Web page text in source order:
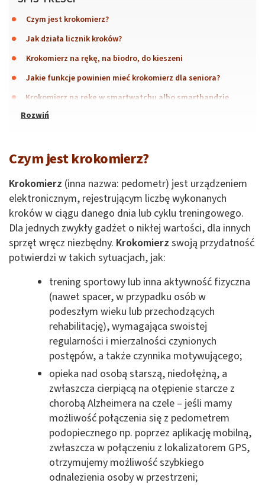
Czym jest krokomierz?
Jak działa licznik kroków?
Krokomierz na rękę, na biodro, do kieszeni
Jakie funkcje powinien mieć krokomierz dla seniora?
Krokomierz na rękę w smartwatchu albo smartbandzie
Czym jest krokomierz?
Krokomierz (inna nazwa: pedometr) jest urządzeniem
elektronicznym, rejestrującym liczbę wykonanych
kroków w ciągu danego dnia lub cyklu treningowego.
Dla jednych zwykły gadżet o nikłej wartości, dla innych
sprzęt wręcz niezbędny. Krokomierz swoją przydatność
potwierdzi w takich sytuacjach, jak:
trening sportowy lub inna aktywność fizyczna
(nawet spacer, w przypadku osób w
podeszłym wieku lub przechodzących
rehabilitację), wymagająca swoistej
regularności i mierzalności czynionych
postępów, a także czynnika motywującego;
opieka nad osobą starszą, niedołężną, a
zwłaszcza cierpiącą na otępienie starcze z
chorobą Alzheimera na czele – jeśli mamy
możliwość połączenia się z pedometrem
podopiecznego np. poprzez aplikację mobilną,
zwłaszcza w połączeniu z lokalizatorem GPS,
otrzymujemy możliwość szybkiego
odnalezienia osoby w przestrzeni;